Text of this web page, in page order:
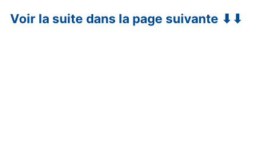
Voir la suite dans la page suivante ⬇⬇